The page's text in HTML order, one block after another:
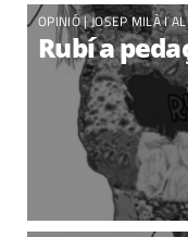
OPINIÓ |JOSEP MILÀ I
Rubí a